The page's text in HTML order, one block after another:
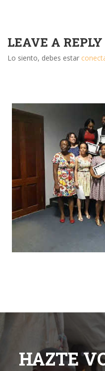
LEAVE A REPLY
Lo siento, debes estar
HAZTE